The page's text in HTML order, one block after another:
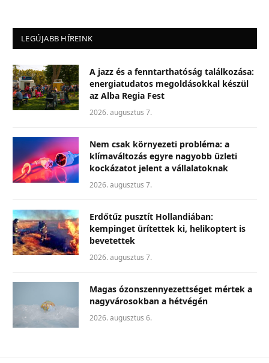
LEGÚJABB HÍREINK
A jazz és a fenntarthatóság találkozása:
energiatudatos megoldásokkal készül
az Alba Regia Fest
2026. augusztus 7.
Nem csak környezeti probléma: a
klímaváltozás egyre nagyobb üzleti
kockázatot jelent a vállalatoknak
2026. augusztus 7.
Erdőtűz pusztít Hollandiában:
kempinget ürítettek ki, helikoptert is
bevetettek
2026. augusztus 7.
Magas ózonszennyezettséget mértek a
nagyvárosokban a hétvégén
2026. augusztus 6.